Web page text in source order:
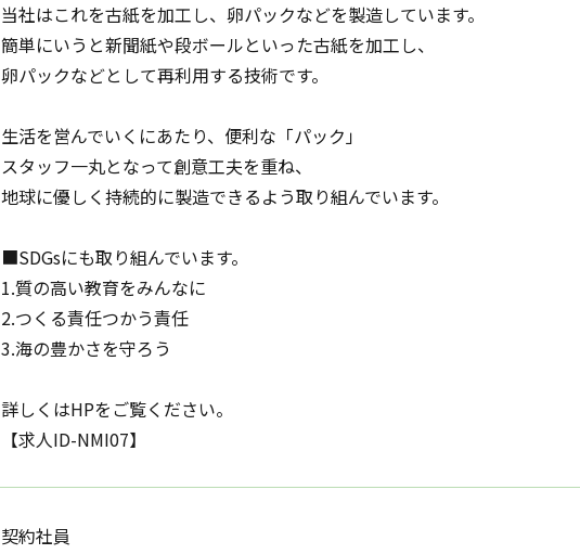
当社はこれを古紙を加工し、卵パックなどを製造しています。
簡単にいうと新聞紙や段ボールといった古紙を加工し、
卵パックなどとして再利用する技術です。
生活を営んでいくにあたり、便利な「パック」
スタッフ一丸となって創意工夫を重ね、
地球に優しく持続的に製造できるよう取り組んでいます。
■SDGsにも取り組んでいます。
1.質の高い教育をみんなに
2.つくる責任つかう責任
3.海の豊かさを守ろう
詳しくはHPをご覧ください。
【求人ID-NMI07】
契約社員